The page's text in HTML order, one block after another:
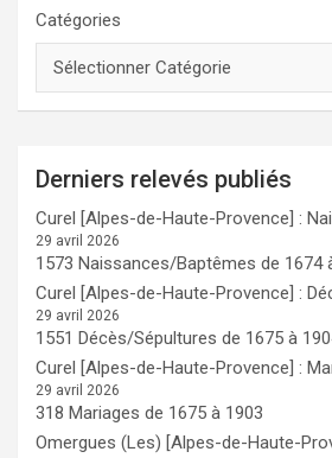
Catégories
Derniers relevés publiés
Curel [Alpes-de-Haute-Provence] :
29 avril 2026
1573 Naissances/Baptêmes de 1674
Curel [Alpes-de-Haute-Provence] :
29 avril 2026
1551 Décès/Sépultures de 1675 à
Curel [Alpes-de-Haute-Provence] :
29 avril 2026
318 Mariages de 1675 à 1903
Omergues (Les) [Alpes-de-Haute-